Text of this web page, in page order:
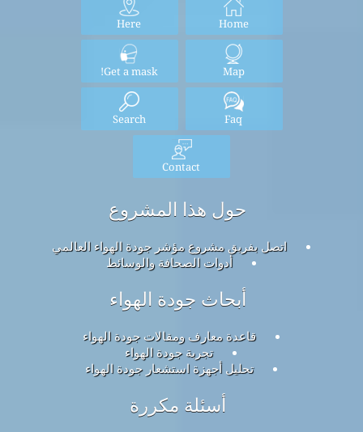
Home
Here
Map
Get a mask!
Faq
Search
Contact
حول هذا المشروع
اتصل بفريق مشروع مؤشر جودة الهواء العالمي
أدوات الصحافة والوسائط
أبحاث جودة الهواء
قاعدة معارف ومقالات جودة الهواء
تجربة جودة الهواء
تحليل أجهزة استشعار جودة الهواء
أسئلة مكررة